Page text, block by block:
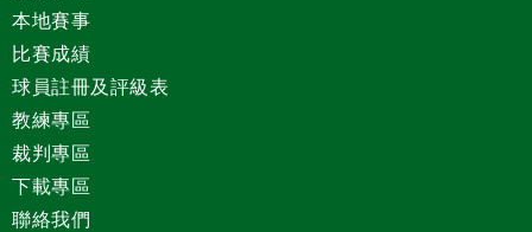
本地賽事
比賽成績
球員註冊及評級表
教練專區
裁判專區
下載專區
聯絡我們